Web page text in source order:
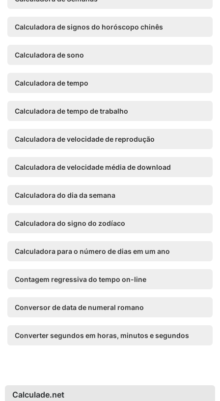
Calculadora de signos do horóscopo chinês
Calculadora de sono
Calculadora de tempo
Calculadora de tempo de trabalho
Calculadora de velocidade de reprodução
Calculadora de velocidade média de download
Calculadora do dia da semana
Calculadora do signo do zodíaco
Calculadora para o número de dias em um ano
Contagem regressiva do tempo on-line
Conversor de data de numeral romano
Converter segundos em horas, minutos e segundos
Calculade.net